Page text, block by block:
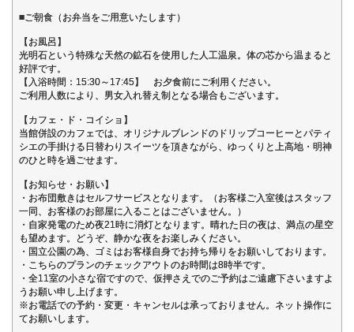
■ご朝食（お弁当をご用意いたします）
【お風呂】
光明石という特殊な天然の鉱石を使用した人工温泉。体の芯から温まると
好評です。
【入浴時間：15:30～17:45】 お夕食前にご利用ください。
ご利用人数により、男女入れ替え制となる場合もございます。
【カフェ・ド・コイショ】
当館併設のカフェでは、オリジナルブレンドのドリップコーヒーとパティ
シエの手掛ける日替わりスイーツを頂きながら、ゆっくりと上高地・明神
のひと時を過ごせます。
【お知らせ・お願い】
・お布団敷きはセルフサービスとなります。（お客様ご入室後はスタッフ
一同、お客様のお部屋に入ることはございません。）
・自家発電のため夜21時に消灯となります。晴れた日の夜は、満点の星空
も望めます。どうぞ、静かな夜をお楽しみください。
・国立公園の為、ゴミはお客様自身でお持ち帰りをお願いしております。
・こちらのプランのチェックアウトのお時間は8時半です。
・全11室の小さな宿ですので、仮押さえでのご予約はご遠慮下さいますよ
うお願い申し上げます。
※お電話での予約・変更・キャンセルは承っておりません。ネット操作に
てお願いします。